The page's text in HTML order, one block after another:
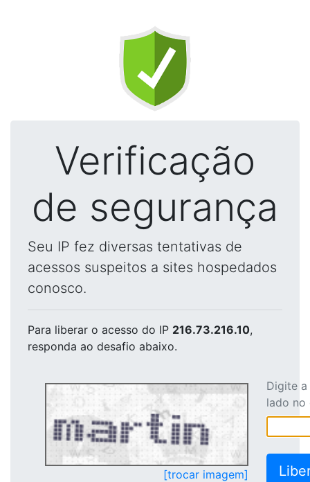
Verificação
de segurança
Seu IP fez diversas tentativas de
acessos suspeitos a sites hospedados
conosco.
Para liberar o acesso do IP 216.73.216.10,
responda ao desafio abaixo.
[trocar imagem]
Digite
lado no